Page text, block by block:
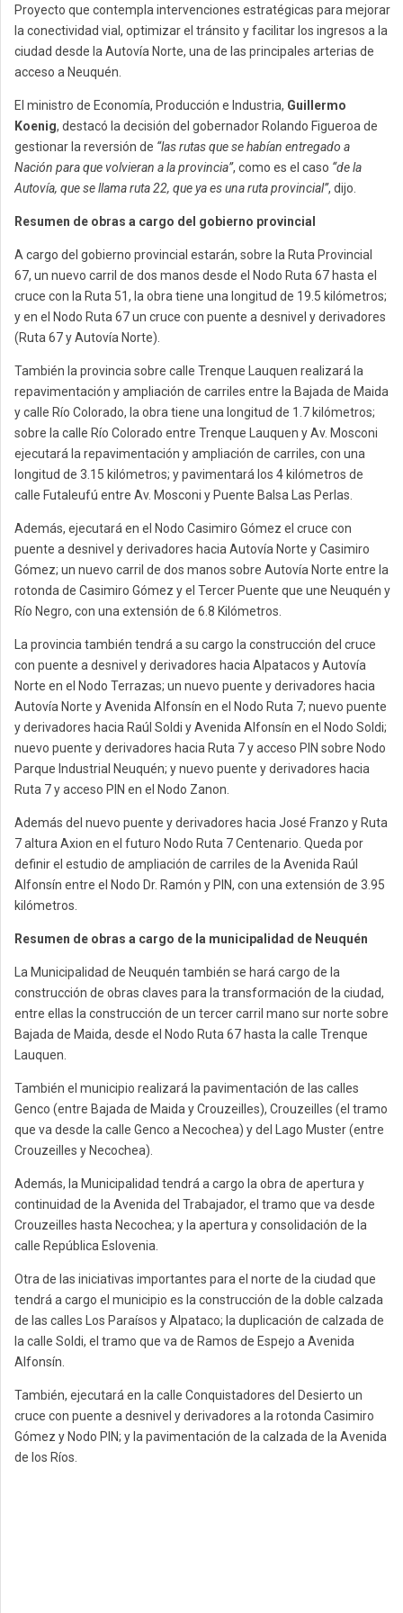
Proyecto que contempla intervenciones estratégicas para mejorar
la conectividad vial, optimizar el tránsito y facilitar los ingresos a la
ciudad desde la Autovía Norte, una de las principales arterias de
acceso a Neuquén.
El ministro de Economía, Producción e Industria, Guillermo
Koenig, destacó la decisión del gobernador Rolando Figueroa de
gestionar la reversión de “las rutas que se habían entregado a
Nación para que volvieran a la provincia”, como es el caso “de la
Autovía, que se llama ruta 22, que ya es una ruta provincial”, dijo.
Resumen de obras a cargo del gobierno provincial
A cargo del gobierno provincial estarán, sobre la Ruta Provincial
67, un nuevo carril de dos manos desde el Nodo Ruta 67 hasta el
cruce con la Ruta 51, la obra tiene una longitud de 19.5 kilómetros;
y en el Nodo Ruta 67 un cruce con puente a desnivel y derivadores
(Ruta 67 y Autovía Norte).
También la provincia sobre calle Trenque Lauquen realizará la
repavimentación y ampliación de carriles entre la Bajada de Maida
y calle Río Colorado, la obra tiene una longitud de 1.7 kilómetros;
sobre la calle Río Colorado entre Trenque Lauquen y Av. Mosconi
ejecutará la repavimentación y ampliación de carriles, con una
longitud de 3.15 kilómetros; y pavimentará los 4 kilómetros de
calle Futaleufú entre Av. Mosconi y Puente Balsa Las Perlas.
Además, ejecutará en el Nodo Casimiro Gómez el cruce con
puente a desnivel y derivadores hacia Autovía Norte y Casimiro
Gómez; un nuevo carril de dos manos sobre Autovía Norte entre la
rotonda de Casimiro Gómez y el Tercer Puente que une Neuquén y
Río Negro, con una extensión de 6.8 Kilómetros.
La provincia también tendrá a su cargo la construcción del cruce
con puente a desnivel y derivadores hacia Alpatacos y Autovía
Norte en el Nodo Terrazas; un nuevo puente y derivadores hacia
Autovía Norte y Avenida Alfonsín en el Nodo Ruta 7; nuevo puente
y derivadores hacia Raúl Soldi y Avenida Alfonsín en el Nodo Soldi;
nuevo puente y derivadores hacia Ruta 7 y acceso PIN sobre Nodo
Parque Industrial Neuquén; y nuevo puente y derivadores hacia
Ruta 7 y acceso PIN en el Nodo Zanon.
Además del nuevo puente y derivadores hacia José Franzo y Ruta
7 altura Axion en el futuro Nodo Ruta 7 Centenario. Queda por
definir el estudio de ampliación de carriles de la Avenida Raúl
Alfonsín entre el Nodo Dr. Ramón y PIN, con una extensión de 3.95
kilómetros.
Resumen de obras a cargo de la municipalidad de Neuquén
La Municipalidad de Neuquén también se hará cargo de la
construcción de obras claves para la transformación de la ciudad,
entre ellas la construcción de un tercer carril mano sur norte sobre
Bajada de Maida, desde el Nodo Ruta 67 hasta la calle Trenque
Lauquen.
También el municipio realizará la pavimentación de las calles
Genco (entre Bajada de Maida y Crouzeilles), Crouzeilles (el tramo
que va desde la calle Genco a Necochea) y del Lago Muster (entre
Crouzeilles y Necochea).
Además, la Municipalidad tendrá a cargo la obra de apertura y
continuidad de la Avenida del Trabajador, el tramo que va desde
Crouzeilles hasta Necochea; y la apertura y consolidación de la
calle República Eslovenia.
Otra de las iniciativas importantes para el norte de la ciudad que
tendrá a cargo el municipio es la construcción de la doble calzada
de las calles Los Paraísos y Alpataco; la duplicación de calzada de
la calle Soldi, el tramo que va de Ramos de Espejo a Avenida
Alfonsín.
También, ejecutará en la calle Conquistadores del Desierto un
cruce con puente a desnivel y derivadores a la rotonda Casimiro
Gómez y Nodo PIN; y la pavimentación de la calzada de la Avenida
de los Ríos.